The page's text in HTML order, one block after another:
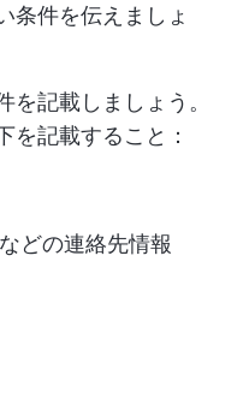
条件を伝えましょ
記載しましょう。
を記載すること：
どの連絡先情報